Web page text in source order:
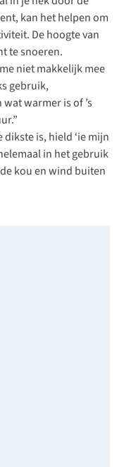
kan het helpen om
De hoogte van
te snoeren.
niet makkelijk mee
gebruik,
warmer is of ’s
is, hield ‘ie mijn
in het gebruik
kou en wind buiten